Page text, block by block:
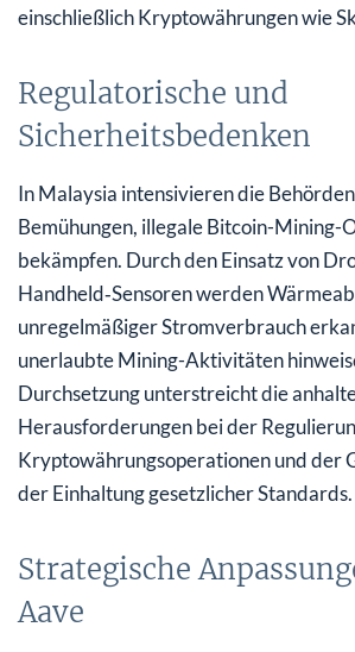
einschließlich Kryptowährungen wie
Regulatorische und
Sicherheitsbedenken
In Malaysia intensivieren die
Bemühungen, illegale Bitcoin-Mining-
bekämpfen. Durch den Einsatz von
Handheld‑Sensoren werden
unregelmäßiger Stromverbrauch
unerlaubte Mining-Aktivitäten
Durchsetzung unterstreicht die
Herausforderungen bei der
Kryptowährungsoperationen und der
der Einhaltung gesetzlicher Standards.
Strategische
Aave